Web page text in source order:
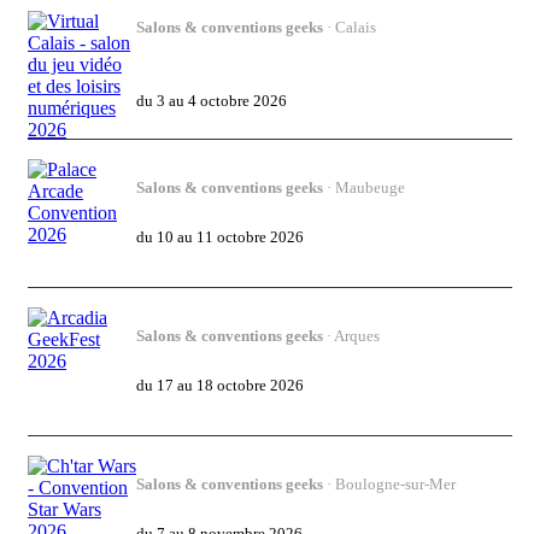
Salons & conventions geeks · Calais
du 3 au 4 octobre 2026
Salons & conventions geeks · Maubeuge
du 10 au 11 octobre 2026
Salons & conventions geeks · Arques
du 17 au 18 octobre 2026
Salons & conventions geeks · Boulogne-sur-Mer